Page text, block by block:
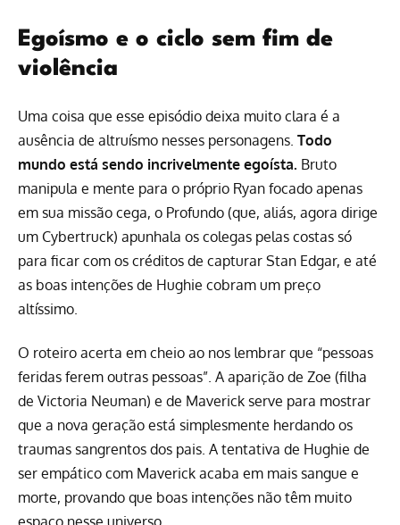
Egoísmo e o ciclo sem fim de
violência
Uma coisa que esse episódio deixa muito clara é a
ausência de altruísmo nesses personagens. Todo
mundo está sendo incrivelmente egoísta. Bruto
manipula e mente para o próprio Ryan focado apenas
em sua missão cega, o Profundo (que, aliás, agora dirige
um Cybertruck) apunhala os colegas pelas costas só
para ficar com os créditos de capturar Stan Edgar, e até
as boas intenções de Hughie cobram um preço
altíssimo.
O roteiro acerta em cheio ao nos lembrar que “pessoas
feridas ferem outras pessoas”. A aparição de Zoe (filha
de Victoria Neuman) e de Maverick serve para mostrar
que a nova geração está simplesmente herdando os
traumas sangrentos dos pais. A tentativa de Hughie de
ser empático com Maverick acaba em mais sangue e
morte, provando que boas intenções não têm muito
espaço nesse universo.